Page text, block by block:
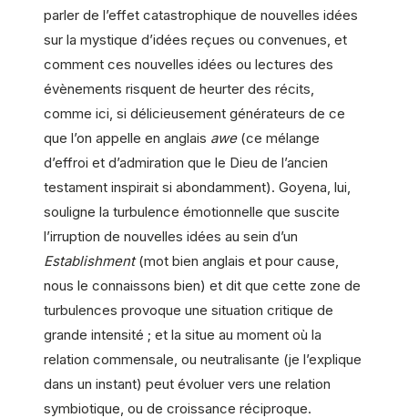
parler de l’effet catastrophique de nouvelles idées
sur la mystique d’idées reçues ou convenues, et
comment ces nouvelles idées ou lectures des
évènements risquent de heurter des récits,
comme ici, si délicieusement générateurs de ce
que l’on appelle en anglais awe(ce mélange
d’effroi et d’admiration que le Dieu de l’ancien
testament inspirait si abondamment). Goyena, lui,
souligne la turbulence émotionnelle que suscite
l’irruption de nouvelles idées au sein d’un
Establishment(mot bien anglais et pour cause,
nous le connaissons bien) et dit que cette zone de
turbulences provoque une situation critique de
grande intensité ; et la situe au moment où la
relation commensale, ou neutralisante (je l’explique
dans un instant) peut évoluer vers une relation
symbiotique, ou de croissance réciproque.